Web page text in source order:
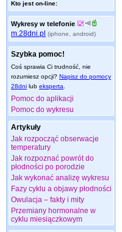
Kto jest on-line:
Wykresy w telefonie
m.28dni.pl (iphone, android)
Szybka pomoc!
Coś sprawia Ci trudność, nie
rozumiesz opcji? Napisz do pomocy
28dni lub eksperta
Pomoc do aplikacji
Pomoc do wykresu
Artykuły
Jak rozpocząć obserwacje
temperatury
Jak rozpoznać powrót do
płodności po porodzie
Jak wykonać analizę wykresu
Fazy cyklu a objawy płodności
Owulacja – fakty i mity
Przemiany hormonalne w
cyklu miesiączkowym